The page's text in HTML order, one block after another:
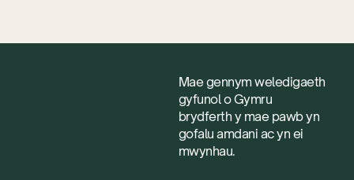
Mae gennym weledigaeth
gyfunol o Gymru
brydferth y mae pawb yn
gofalu amdani ac yn ei
mwynhau.